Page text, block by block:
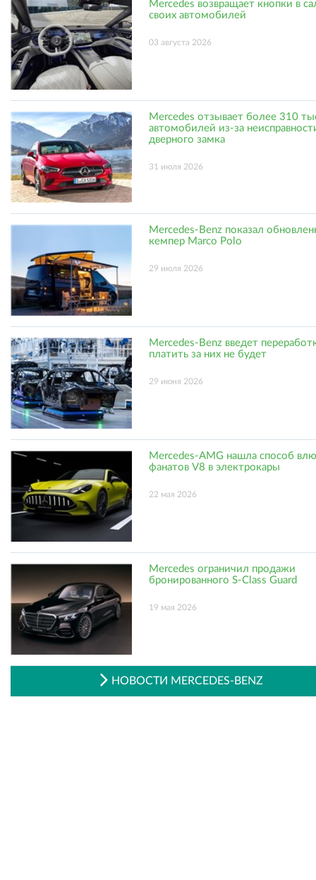
Mercedes возвращает кнопки в
своих автомобилей
03 августа 2026
Mercedes отзывает более 310
автомобилей из-за
дверного замка
31 июля 2026
Mercedes-Benz показал
кемпер Marco Polo
29 июля 2026
Mercedes-Benz введет
платить за них не будет
29 июня 2026
Mercedes-AMG нашла способ
фанатов V8 в электрокары
22 мая 2026
Mercedes ограничил продажи
бронированного S-Class Guard
19 мая 2026
НОВОСТИ MERCEDES-BENZ